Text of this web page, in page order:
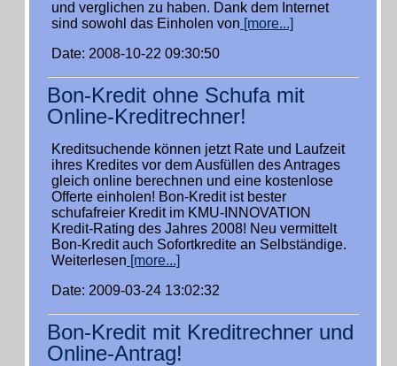
und verglichen zu haben. Dank dem Internet
sind sowohl das Einholen von [more...]
Date: 2008-10-22 09:30:50
Bon-Kredit ohne Schufa mit
Online-Kreditrechner!
Kreditsuchende können jetzt Rate und Laufzeit
ihres Kredites vor dem Ausfüllen des Antrages
gleich online berechnen und eine kostenlose
Offerte einholen! Bon-Kredit ist bester
schufafreier Kredit im KMU-INNOVATION
Kredit-Rating des Jahres 2008! Neu vermittelt
Bon-Kredit auch Sofortkredite an Selbständige.
Weiterlesen [more...]
Date: 2009-03-24 13:02:32
Bon-Kredit mit Kreditrechner und
Online-Antrag!